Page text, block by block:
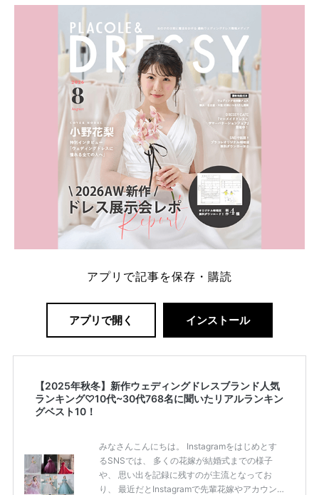
内容：特典金額・条件・応募方法・注意点 「どこが
一番お得？」「プラコレの特典は？」といった疑問も
解決します。 まずは診断で候補を絞れる「ウェディ
ング診断」か、体験型 […]
続きを読む
アプリで記事を保存・購読
アプリで開く インストール
【2025年秋冬】新作ウェディングドレスブランド人気
ランキング♡10代~30代768名に聞いたリアルランキン
グベスト10！
みなさんこんにちは。 Instagramをはじめとす
るSNSでは、 多くの花嫁が結婚式までの様子
や、 思い出を記録に残すのが主流となってお
り、 最近だとInstagramで先輩花嫁やアカウン